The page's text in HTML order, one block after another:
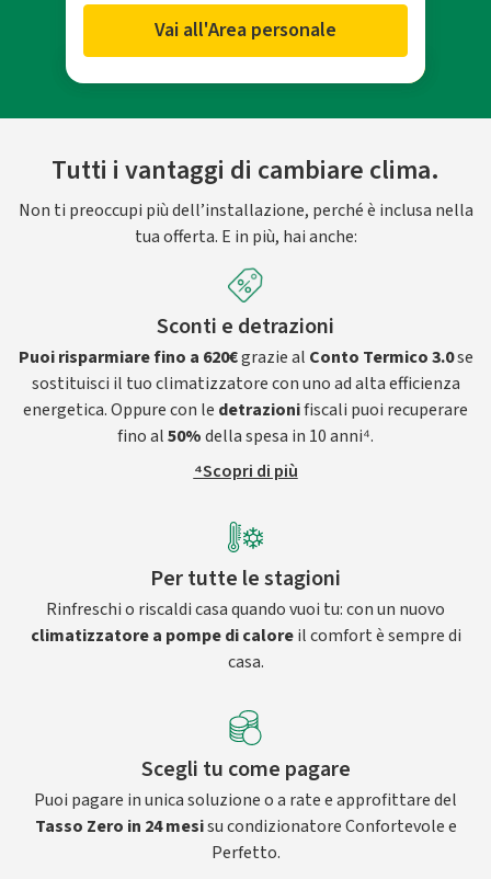
Vai all'Area personale
Tutti i vantaggi di cambiare clima.
Non ti preoccupi più dell’installazione, perché è inclusa nella
tua offerta. E in più, hai anche:
Sconti e detrazioni
Puoi risparmiare fino a 620€grazie al Conto Termico 3.0se
sostituisci il tuo climatizzatore con uno ad alta efficienza
energetica. Oppure con le detrazionifiscali puoi recuperare
fino al50%della spesa in 10 anni⁴.
⁴Scopri di più
Per tutte le stagioni
Rinfreschi o riscaldi casa quando vuoi tu: con un nuovo
climatizzatore a pompe di caloreil comfort è sempre di
casa.
Scegli tu come pagare
Puoi pagare in unica soluzione o a rate e approfittare del
Tasso Zero in 24 mesisu condizionatore Confortevole e
Perfetto.